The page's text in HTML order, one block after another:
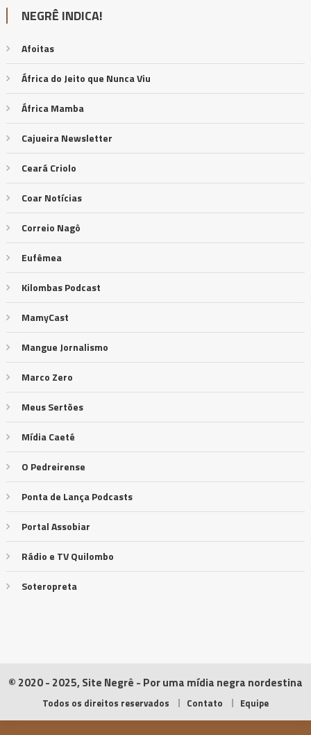
NEGRÊ INDICA!
Afoitas
África do Jeito que Nunca Viu
África Mamba
Cajueira Newsletter
Ceará Criolo
Coar Notícias
Correio Nagô
Eufêmea
Kilombas Podcast
MamyCast
Mangue Jornalismo
Marco Zero
Meus Sertões
Mídia Caeté
O Pedreirense
Ponta de Lança Podcasts
Portal Assobiar
Rádio e TV Quilombo
Soteropreta
© 2020 - 2025, Site Negrê - Por uma mídia negra nordestina
Todos os direitos reservados Contato Equipe